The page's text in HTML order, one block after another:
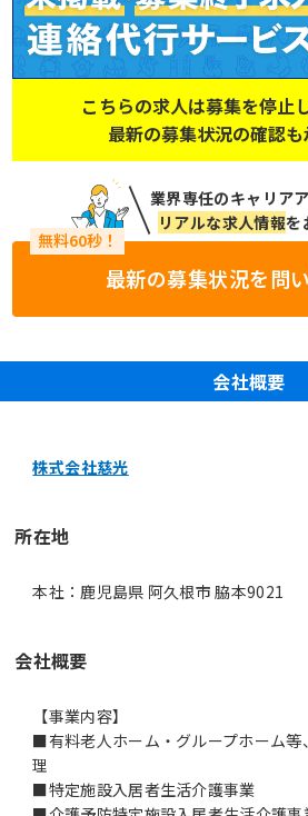
こちらの求人は募集を停止
最新の募集状況の確認も
業界専任のキャリア
リアルな求人情報を
最新の募集状況を問
会社概要
株式会社慈光
所在地
本社：鹿児島県 阿久根市 脇本9021
会社概要
【事業内容】
■有料老人ホーム・グループホーム等
理
■特定施設入居者生活介護事業